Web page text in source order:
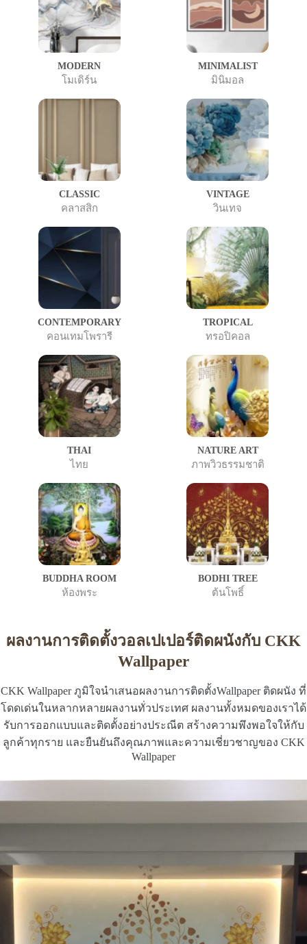
MODERN
โมเดิร์น
MINIMALIST
มินิมอล
CLASSIC
คลาสสิก
VINTAGE
วินเทจ
CONTEMPORARY
คอนเทมโพรารี
TROPICAL
ทรอปิคอล
THAI
ไทย
NATURE ART
ภาพวิวธรรมชาติ
BUDDHA ROOM
ห้องพระ
BODHI TREE
ต้นโพธิ์
ผลงานการติดตั้งวอลเปเปอร์ติดผนังกับ CKK
Wallpaper
CKK Wallpaper ภูมิใจนำเสนอผลงานการติดตั้งWallpaper ติดผนัง ที่
โดดเด่นในหลากหลายผลงานทั่วประเทศ ผลงานทั้งหมดของเราได้
รับการออกแบบและติดตั้งอย่างประณีต สร้างความพึงพอใจให้กับ
ลูกค้าทุกราย และยืนยันถึงคุณภาพและความเชี่ยวชาญของ CKK
Wallpaper